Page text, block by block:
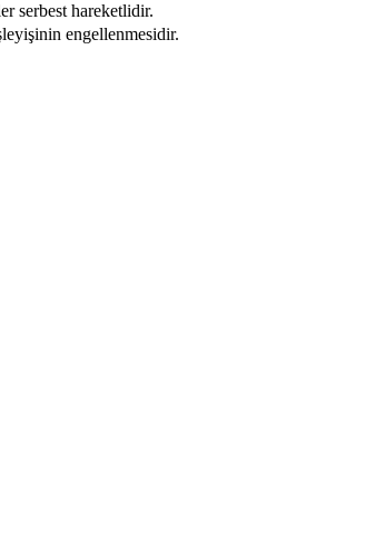
serbest hareketlidir.
engellenmesidir.